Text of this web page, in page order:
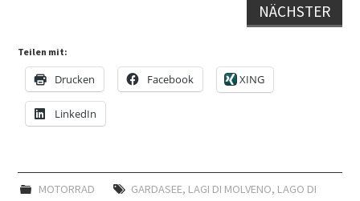
NÄCHSTER
Teilen mit:
Drucken Facebook XING
LinkedIn
MOTORRAD GARDASEE, LAGI DI MOLVENO, LAGO DI